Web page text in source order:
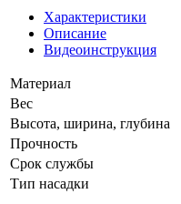
Характеристики
Описание
Видеоинструкция
Материал
Вес
Высота, ширина, глубина
Прочность
Срок службы
Тип насадки